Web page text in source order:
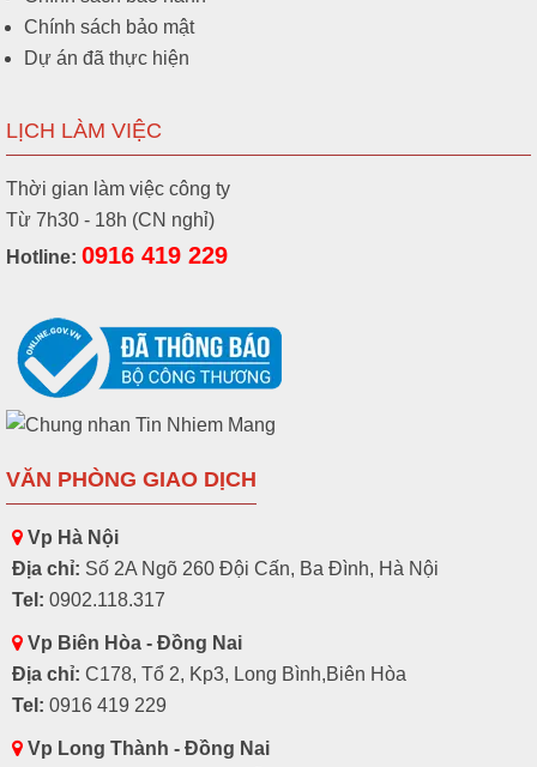
Chính sách bảo mật
Dự án đã thực hiện
LỊCH LÀM VIỆC
Thời gian làm việc công ty
Từ 7h30 - 18h (CN nghỉ)
Hotline: 0916 419 229
VĂN PHÒNG GIAO DỊCH
Vp Hà Nội
Địa chỉ: Số 2A Ngõ 260 Đội Cấn, Ba Đình, Hà Nội
Tel: 0902.118.317
Vp Biên Hòa - Đồng Nai
Địa chỉ: C178, Tổ 2, Kp3, Long Bình,Biên Hòa
Tel: 0916 419 229
Vp Long Thành - Đồng Nai